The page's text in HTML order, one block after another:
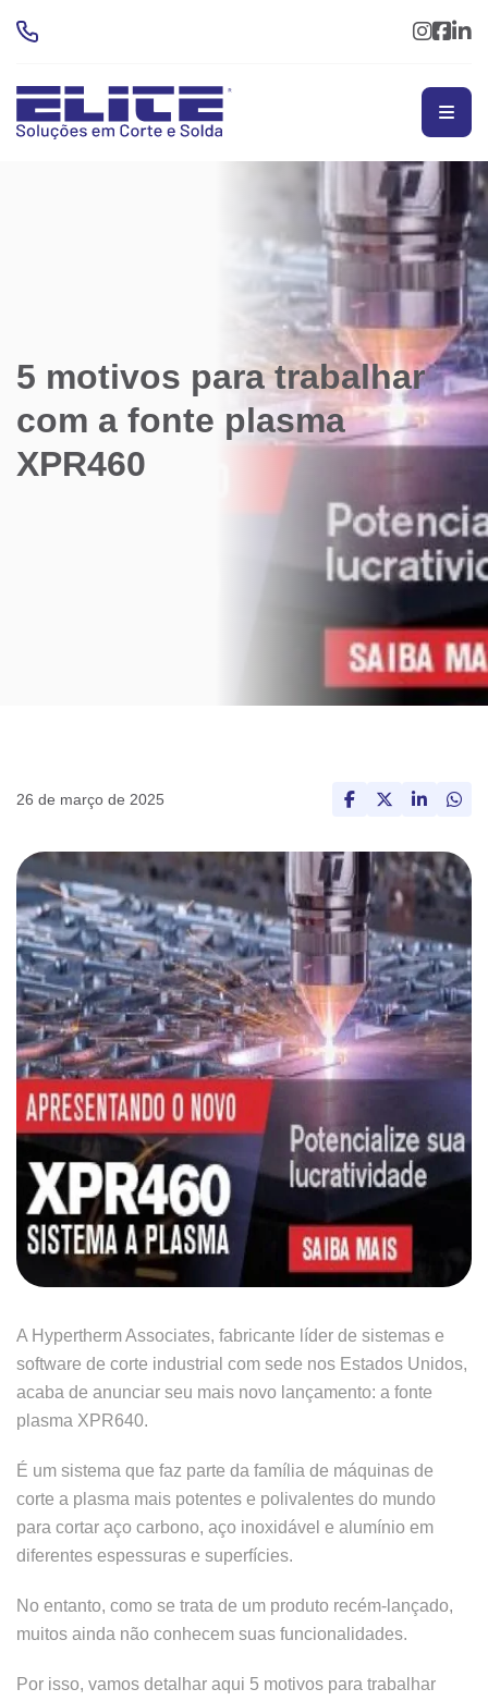
5 motivos para trabalhar
com a fonte plasma
XPR460
26 de março de 2025
A Hypertherm Associates, fabricante líder de sistemas e
software de corte industrial com sede nos Estados Unidos,
acaba de anunciar seu mais novo lançamento: a fonte
plasma XPR640.
É um sistema que faz parte da família de máquinas de
corte a plasma mais potentes e polivalentes do mundo
para cortar aço carbono, aço inoxidável e alumínio em
diferentes espessuras e superfícies.
No entanto, como se trata de um produto recém-lançado,
muitos ainda não conhecem suas funcionalidades.
Por isso, vamos detalhar aqui 5 motivos para trabalhar